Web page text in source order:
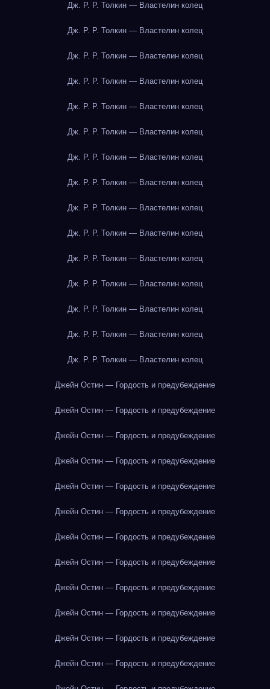
Дж. Р. Р. Толкин — Властелин колец
Дж. Р. Р. Толкин — Властелин колец
Дж. Р. Р. Толкин — Властелин колец
Дж. Р. Р. Толкин — Властелин колец
Дж. Р. Р. Толкин — Властелин колец
Дж. Р. Р. Толкин — Властелин колец
Дж. Р. Р. Толкин — Властелин колец
Дж. Р. Р. Толкин — Властелин колец
Дж. Р. Р. Толкин — Властелин колец
Дж. Р. Р. Толкин — Властелин колец
Дж. Р. Р. Толкин — Властелин колец
Дж. Р. Р. Толкин — Властелин колец
Дж. Р. Р. Толкин — Властелин колец
Дж. Р. Р. Толкин — Властелин колец
Дж. Р. Р. Толкин — Властелин колец
Джейн Остин — Гордость и предубеждение
Джейн Остин — Гордость и предубеждение
Джейн Остин — Гордость и предубеждение
Джейн Остин — Гордость и предубеждение
Джейн Остин — Гордость и предубеждение
Джейн Остин — Гордость и предубеждение
Джейн Остин — Гордость и предубеждение
Джейн Остин — Гордость и предубеждение
Джейн Остин — Гордость и предубеждение
Джейн Остин — Гордость и предубеждение
Джейн Остин — Гордость и предубеждение
Джейн Остин — Гордость и предубеждение